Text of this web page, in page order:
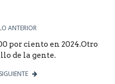
ANTERIOR
por ciento en 2024.Otro
de la gente.